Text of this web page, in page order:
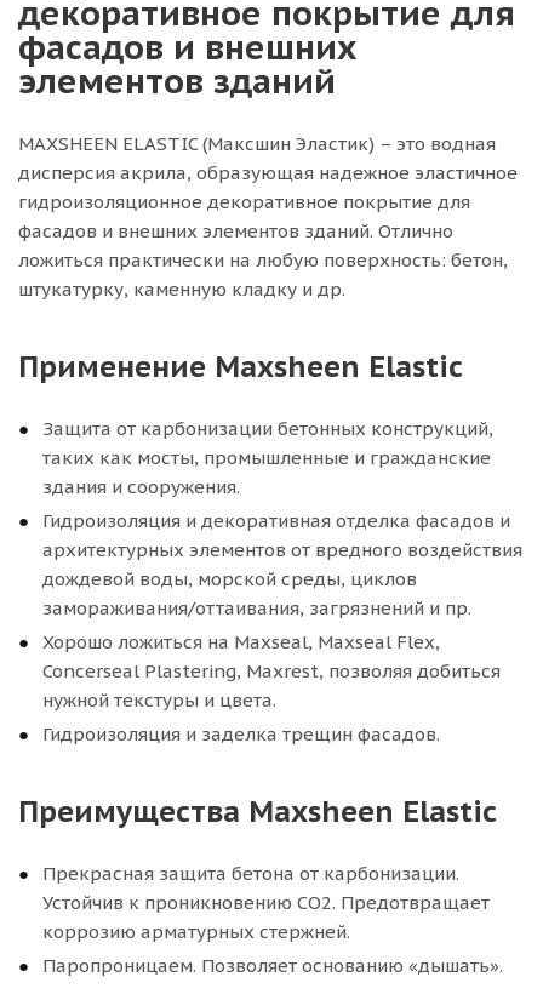
декоративное покрытие для
фасадов и внешних
элементов зданий
MAXSHEEN ELASTIC (Максшин Эластик) – это водная
дисперсия акрила, образующая надежное эластичное
гидроизоляционное декоративное покрытие для
фасадов и внешних элементов зданий. Отлично
ложиться практически на любую поверхность: бетон,
штукатурку, каменную кладку и др.
Применение Maxsheen Elastic
Защита от карбонизации бетонных конструкций,
таких как мосты, промышленные и гражданские
здания и сооружения.
Гидроизоляция и декоративная отделка фасадов и
архитектурных элементов от вредного воздействия
дождевой воды, морской среды, циклов
замораживания/оттаивания, загрязнений и пр.
Хорошо ложиться на Maxseal, Maxseal Flex,
Concerseal Plastering, Maxrest, позволяя добиться
нужной текстуры и цвета.
Гидроизоляция и заделка трещин фасадов.
Преимущества Maxsheen Elastic
Прекрасная защита бетона от карбонизации.
Устойчив к проникновению СО2. Предотвращает
коррозию арматурных стержней.
Паропроницаем. Позволяет основанию «дышать».